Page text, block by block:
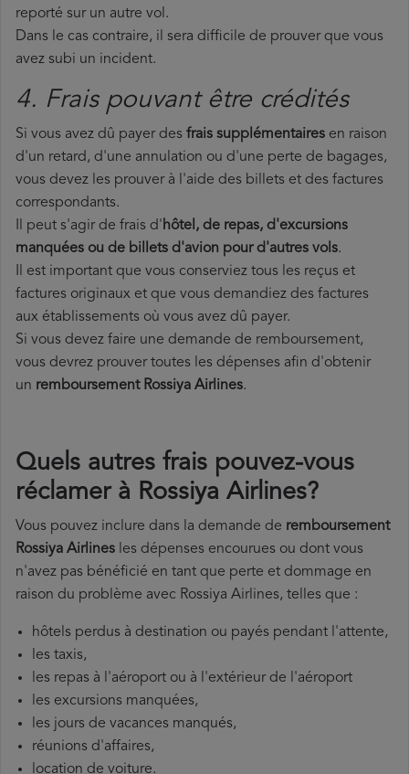
reporté sur un autre vol.
Dans le cas contraire, il sera difficile de prouver que vous
avez subi un incident.
4. Frais pouvant être crédités
Si vous avez dû payer des frais supplémentaires en raison
d'un retard, d'une annulation ou d'une perte de bagages,
vous devez les prouver à l'aide des billets et des factures
correspondants.
Il peut s'agir de frais d'hôtel, de repas, d'excursions
manquées ou de billets d'avion pour d'autres vols.
Il est important que vous conserviez tous les reçus et
factures originaux et que vous demandiez des factures
aux établissements où vous avez dû payer.
Si vous devez faire une demande de remboursement,
vous devrez prouver toutes les dépenses afin d'obtenir
un remboursement Rossiya Airlines.
Quels autres frais pouvez-vous
réclamer à Rossiya Airlines?
Vous pouvez inclure dans la demande de remboursement
Rossiya Airlines les dépenses encourues ou dont vous
n'avez pas bénéficié en tant que perte et dommage en
raison du problème avec Rossiya Airlines, telles que :
hôtels perdus à destination ou payés pendant l'attente,
les taxis,
les repas à l'aéroport ou à l'extérieur de l'aéroport
les excursions manquées,
les jours de vacances manqués,
réunions d'affaires,
location de voiture.